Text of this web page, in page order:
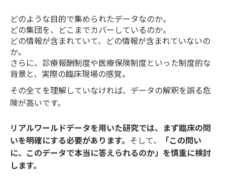
どのような目的で集められたデータなのか。
どの集団を、どこまでカバーしているのか。
どの情報が含まれていて、どの情報が含まれていないの
か。
さらに、診療報酬制度や医療保険制度といった制度的な
背景と、実際の臨床現場の感覚。
その全てを理解していなければ、データの解釈を誤る危
険が高いです。
リアルワールドデータを用いた研究では、まず臨床の問
いを明確にする必要があります。 そして、
「この問い
に、このデータで本当に答えられるのか」を慎重に検討
します。